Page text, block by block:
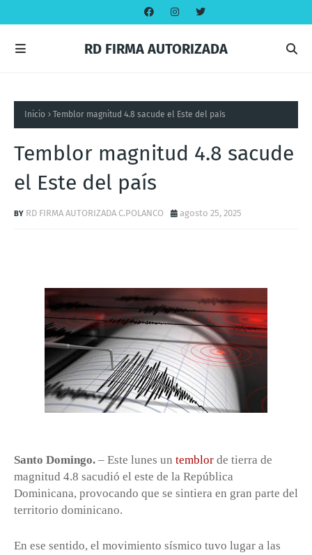
RD FIRMA AUTORIZADA
Inicio Temblor magnitud 4.8 sacude el Este del país
Temblor magnitud 4.8 sacude
el Este del país
RD FIRMA AUTORIZADA C.POLANCO agosto 25, 2025
Santo Domingo. – Este lunes un temblor de tierra de
magnitud 4.8 sacudió el este de la República
Dominicana, provocando que se sintiera en gran parte del
territorio dominicano.
En ese sentido, el movimiento sísmico tuvo lugar a las